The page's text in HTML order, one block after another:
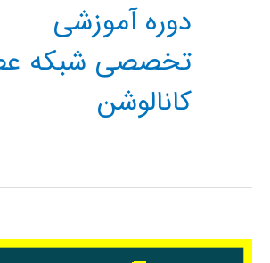
دوره آموزشی
تخصصی شبکه
کانالوشن